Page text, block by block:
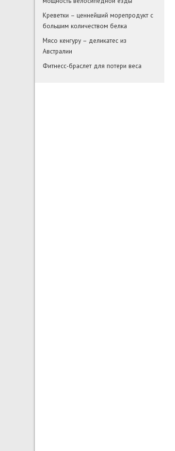
Креветки – ценнейший морепродукт с
большим количеством белка
Мясо кенгуру – деликатес из
Австралии
Фитнесс-браслет для потери веса